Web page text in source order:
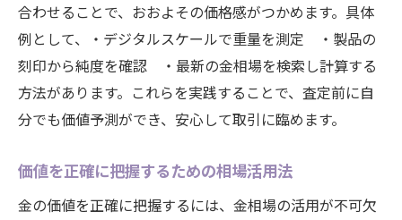
合わせることで、おおよその価格感がつかめます。具体
例として、・デジタルスケールで重量を測定 ・製品の
刻印から純度を確認 ・最新の金相場を検索し計算する
方法があります。これらを実践することで、査定前に自
分でも価値予測ができ、安心して取引に臨めます。
価値を正確に把握するための相場活用法
金の価値を正確に把握するには、金相場の活用が不可欠